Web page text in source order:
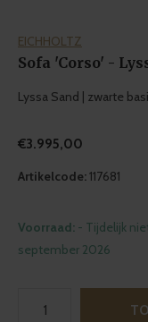
EICHHOLTZ
Sofa 'Corso' -
Lyssa Sand | zwarte
€3.995,00
Artikelcode:117681
Voorraad: - Tijdelijk
september 2026